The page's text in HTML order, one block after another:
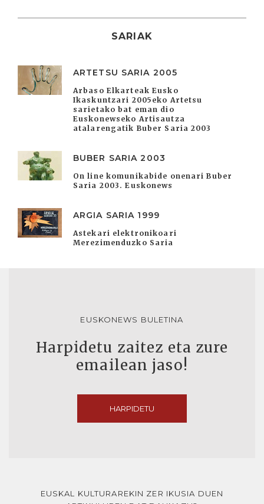
SARIAK
ARTETSU SARIA 2005
Arbaso Elkarteak Eusko
Ikaskuntzari 2005eko Artetsu
sarietako bat eman dio
Euskonewseko Artisautza
atalarengatik Buber Saria 2003
BUBER SARIA 2003
On line komunikabide onenari Buber
Saria 2003. Euskonews
ARGIA SARIA 1999
Astekari elektronikoari
Merezimenduzko Saria
EUSKONEWS BULETINA
Harpidetu zaitez eta zure
emailean jaso!
HARPIDETU
EUSKAL KULTURAREKIN ZER IKUSIA DUEN